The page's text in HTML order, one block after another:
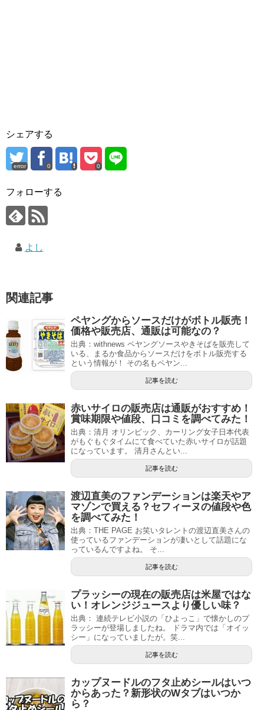
シェアする
error 0 0
フォローする
よし
関連記事
ペヤングからソースだけがボトル販売！
価格や販売店、通販は可能なの？
出典：withnews ペヤングソースやきそばを販売して
いる、まるか食品からソースだけをボトル販売する
という情報が！ その名もペヤン...
記事を読む
赤いサイロの販売店は通販がおすすめ！
賞味期限や値段、口コミを調べてみた！
出典：清月 オリンピック、カーリング女子日本代表
がもぐもぐタイムにて食べていた赤いサイロが話題
になっています。 清月さんとい...
記事を読む
渡辺直美のファンデーションは楽天やア
マゾンで買える？セフィーヌの値段や色
を調べてみた！
出典：THE PAGE お笑いタレントの渡辺直美さんの
使っているファンデーションが凄いとして話題にな
っているんですよね。 そ...
記事を読む
プラッシーの現在の販売店は米屋ではな
い！オレンジジュースより優しい味？
出典： 連続テレビ小説の「ひよっこ」で懐かしのプ
ラッシーが登場しましたね。 ドラマ内では「オイッ
シー」になっていましたが。笑...
記事を読む
カップヌードルのフタ止めシールはいつ
からあった？新形状のWタブはいつか
ら？